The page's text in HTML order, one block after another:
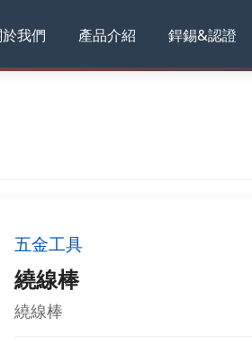
我們 產品介紹 銲錫&認證
五金工具
繞線棒
繞線棒